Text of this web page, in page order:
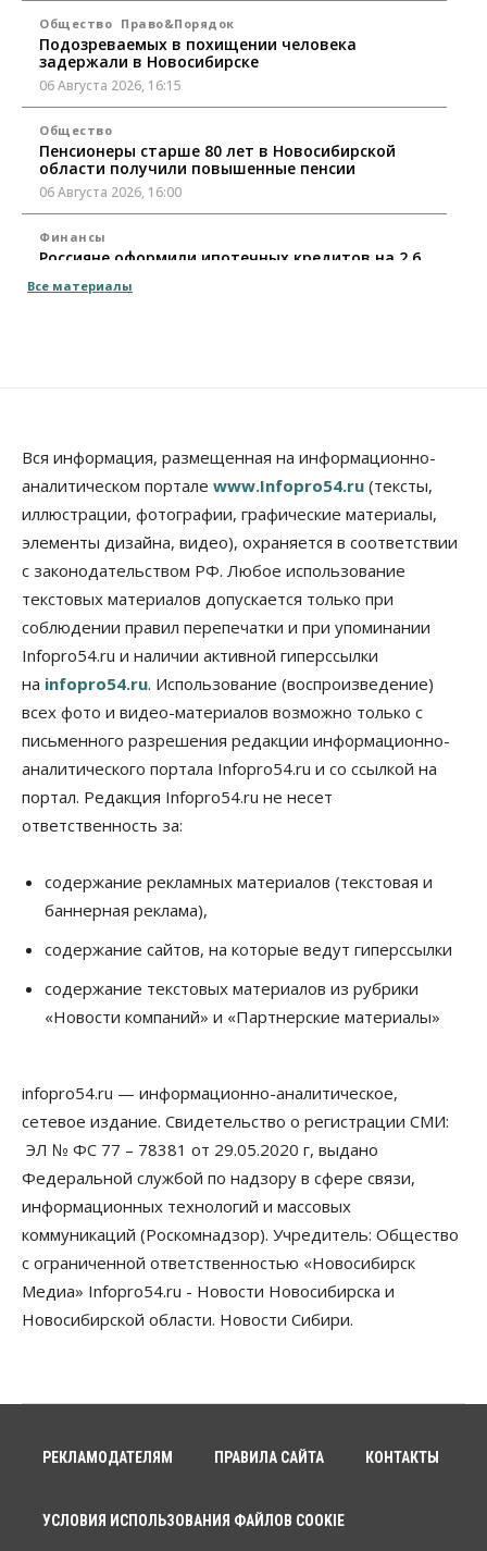
Общество Право&Порядок
Подозреваемых в похищении человека
задержали в Новосибирске
06 Августа 2026, 16:15
Общество
Пенсионеры старше 80 лет в Новосибирской
области получили повышенные пенсии
06 Августа 2026, 16:00
Финансы
Россияне оформили ипотечных кредитов на 2,6
06 Августа 2026, 15:53
Бизнес
Правительство России продлило разрешение на
выпуск бензина «Евро-3»
06 Августа 2026, 14:00
Общество
«За тех, у кого от 270 баллов,
настоящая борьба»: вузы настойчиво
обзванивают новосибирских высокобалльников
перед зачислением
06 Августа 2026, 13:00
Власть
Режим ЧС ввели в Омской области из-за засухи
06 Августа 2026, 12:15
Новосибирск готовится к визиту Владимира
Путина
Бизнес Недвижимость Общество
Росреестр назвал главные причины
06 Августа 2026, 12:00
Телекоммуникации
В 16 населённых пунктах Мошковского района
Бизнес Право&Порядок
Злоумышленники опять атакуют
новосибирские компании через электронную
почту
06 Августа 2026, 11:00
Общество
Медики готовятся к второму пику активности
клещей в Новосибирской области
06 Августа 2026, 10:00
06 Августа 2026, 09:00
Застройщики Новосибирска
Все материалы
Вся информация, размещенная на информационно-
аналитическом портале www.Infopro54.ru (тексты,
иллюстрации, фотографии, графические материалы,
элементы дизайна, видео), охраняется в соответствии
с законодательством РФ. Любое использование
текстовых материалов допускается только при
соблюдении правил перепечатки и при упоминании
Infopro54.ru и наличии активной гиперссылки
на infopro54.ru. Использование (воспроизведение)
всех фото и видео-материалов возможно только с
письменного разрешения редакции информационно-
аналитического портала Infopro54.ru и со ссылкой на
портал. Редакция Infopro54.ru не несет
ответственность за:
содержание рекламных материалов (текстовая и
баннерная реклама),
содержание сайтов, на которые ведут гиперссылки
содержание текстовых материалов из рубрики
«Новости компаний» и «Партнерские материалы»
infopro54.ru — информационно-аналитическое,
сетевое издание. Свидетельство о регистрации СМИ:
ЭЛ № ФС 77 – 78381 от 29.05.2020 г, выдано
Федеральной службой по надзору в сфере связи,
информационных технологий и массовых
коммуникаций (Роскомнадзор). Учредитель: Общество
с ограниченной ответственностью «Новосибирск
Медиа» Infopro54.ru - Новости Новосибирска и
Новосибирской области. Новости Сибири.
РЕКЛАМОДАТЕЛЯМ ПРАВИЛА САЙТА КОНТАКТЫ
УСЛОВИЯ ИСПОЛЬЗОВАНИЯ ФАЙЛОВ COOKIE